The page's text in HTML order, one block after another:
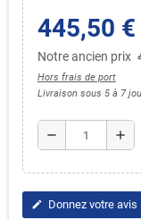
445,50 €
Notre ancien prix
Hors frais de port
Livraison sous 5 à 7
remove add
edit Donnez votre avis